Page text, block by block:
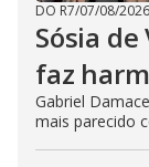
DO R7/07/08/2026
Sósia
faz
Gabriel
mais parecido